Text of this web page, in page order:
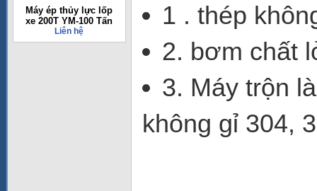
Máy ép thủy lực lốp
xe 200T YM-100 Tấn
Liên hệ
1 . thép
2. bơm chất
3. Máy trộn
không gỉ 304,